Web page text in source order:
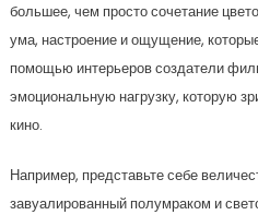
большее, чем просто сочетание
ума, настроение и ощущение,
помощью интерьеров создатели
эмоциональную нагрузку, которую
кино.
Например, представьте себе
завуалированный полумраком и